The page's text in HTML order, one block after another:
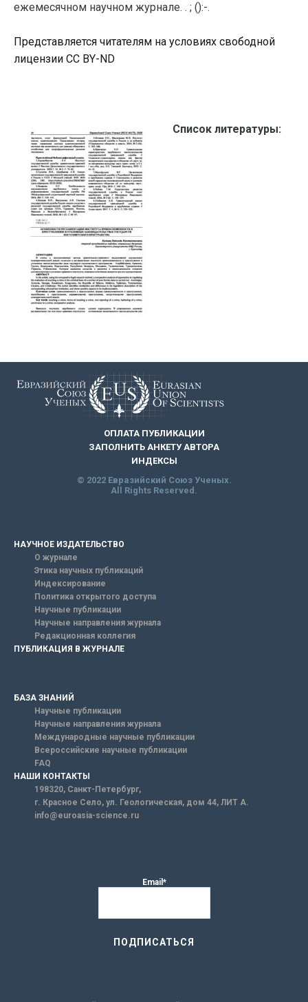
ежемесячном научном журнале. . ; ():-.
Представляется читателям на условиях свободной
лицензии CC BY-ND
Список литературы:
ОПЛАТА ПУБЛИКАЦИИ
ЗАПОЛНИТЬ АНКЕТУ АВТОРА
ИНДЕКСЫ
© 2022 Евразийский Союз Ученых.
All Rights Reserved.
НАУЧНОЕ ИЗДАТЕЛЬСТВО
О журнале
Этика научных публикаций
Индексирование
Политика открытого доступа
Научные публикации
Научные направления журнала
Редакционная коллегия
ПУБЛИКАЦИЯ В ЖУРНАЛЕ
БАЗА ЗНАНИЙ
Научные публикации
Научные направления журнала
Международные научные публикации
Всероссийские научные публикации
FAQ
НАШИ КОНТАКТЫ
198320, Санкт-Петербург,
г. Красное Село, ул. Геологическая, дом 44, ЛИТ А.
info@euroasia-science.ru
Email*